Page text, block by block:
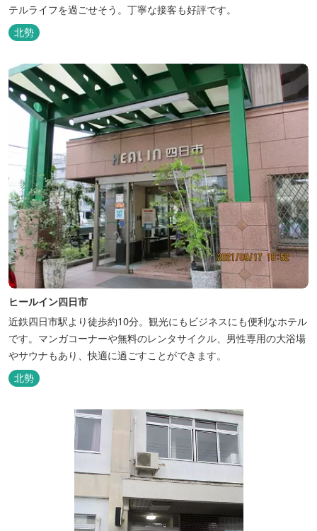
テルライフを過ごせそう。丁寧な接客も好評です。
北勢
ヒールイン四日市
近鉄四日市駅より徒歩約10分。観光にもビジネスにも便利なホテル
です。マンガコーナーや無料のレンタサイクル、男性専用の大浴場
やサウナもあり、快適に過ごすことができます。
北勢